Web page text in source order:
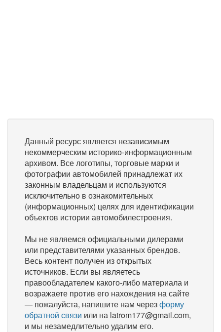
Данный ресурс является независимым
некоммерческим историко-информационным
архивом. Все логотипы, торговые марки и
фотографии автомобилей принадлежат их
законным владельцам и используются
исключительно в ознакомительных
(информационных) целях для идентификации
объектов истории автомобилестроения.
Мы не являемся официальными дилерами
или представителями указанных брендов.
Весь контент получен из открытых
источников. Если вы являетесь
правообладателем какого-либо материала и
возражаете против его нахождения на сайте
— пожалуйста, напишите нам черезформу
обратной связи или на latrom177@gmail.com,
и мы незамедлительно удалим его.